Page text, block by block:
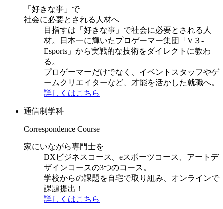
「好きな事」で
社会に必要とされる人材へ
目指すは「好きな事」で社会に必要とされる人
材。日本一に輝いたプロゲーマー集団「V３-
Esports」から実戦的な技術をダイレクトに教わ
る。
プロゲーマーだけでなく、イベントスタッフやゲ
ームクリエイターなど、才能を活かした就職へ。
詳しくはこちら
通信制学科
Correspondence Course
家にいながら専門士を
DXビジネスコース、eスポーツコース、アートデ
ザインコースの3つのコース。
学校からの課題を自宅で取り組み、オンラインで
課題提出！
詳しくはこちら